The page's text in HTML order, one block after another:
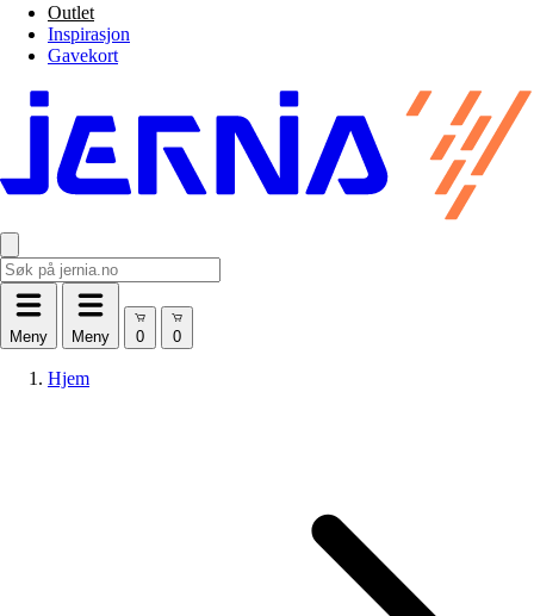
Outlet
Inspirasjon
Gavekort
Meny Meny
Hjem